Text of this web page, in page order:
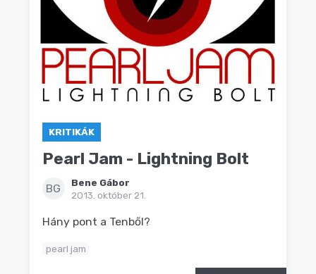
KRITIKÁK
Pearl Jam - Lightning Bolt
BG
Bene Gábor
2013. október 21.
Hány pont a Tenből?
pearl jam